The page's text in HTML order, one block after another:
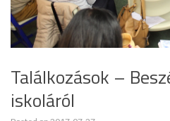
Találkozások –
iskoláról